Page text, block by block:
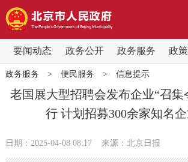
要闻动态 政务公开 政务服务 政
要闻动态
党中央精神 国务院信息
北京要闻 会议信息
政务服务 > 便民服务 > 信息提示
老国展大型招聘会发布企业“召集
行 计划招募300余家知名
日期：2025-04-08 08:17 来源：北京日报